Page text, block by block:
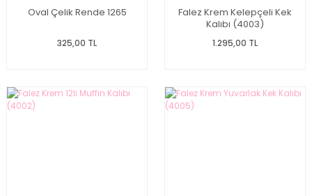
Oval Çelik Rende 1265
325,00 TL
Falez Krem Kelepçeli Kek
Kalıbı (4003)
1.295,00 TL